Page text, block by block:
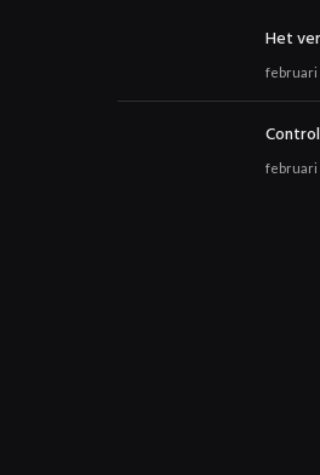
Het
februari
februari